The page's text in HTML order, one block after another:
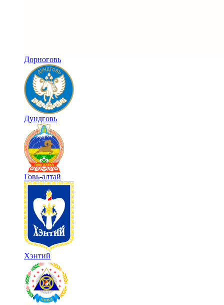
Дорноговь
Дундговь
Говь-алтай
Хэнтий